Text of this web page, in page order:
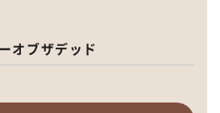
オブザデッド